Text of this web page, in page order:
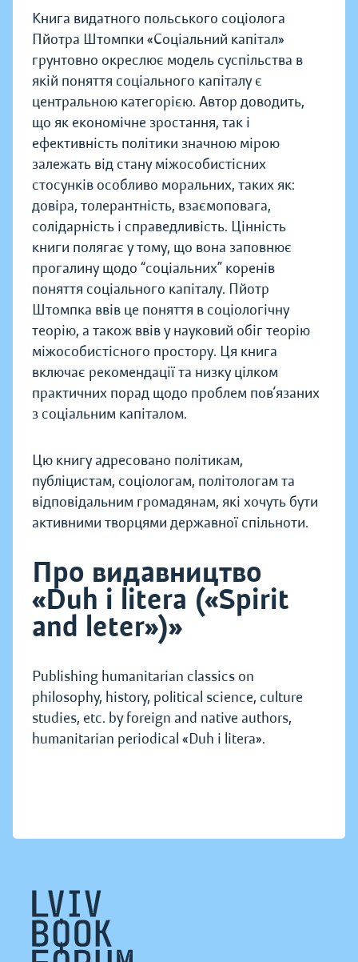
Книга видатного польського соціолога
Пйотра Штомпки «Соціальний капітал»
грунтовно окреслює модель суспільства в
якій поняття соціального капіталу є
центральною категорією. Автор доводить,
що як економічне зростання, так і
ефективність політики значною мірою
залежать від стану міжособистісних
стосунків особливо моральних, таких як:
довіра, толерантність, взаємоповага,
солідарність і справедливість. Цінність
книги полягає у тому, що вона заповнює
прогалину щодо “соціальних” коренів
поняття соціального капіталу. Пйотр
Штомпка ввів це поняття в соціологічну
теорію, а також ввів у науковий обіг теорію
міжособистісного простору. Ця книга
включає рекомендації та низку цілком
практичних порад щодо проблем пов’язаних
з соціальним капіталом.
Цю книгу адресовано політикам,
публіцистам, соціологам, політологам та
відповідальним громадянам, які хочуть бути
активними творцями державної спільноти.
Про видавництво
«Duh i litera («Spirit
and leter»)»
Publishing humanitarian classics on
philosophy, history, political science, culture
studies, etc. by foreign and native authors,
humanitarian periodical «Duh i litera».